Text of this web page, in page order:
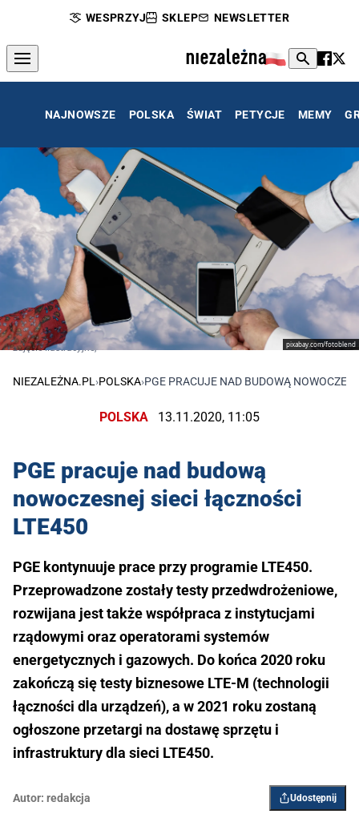
WESPRZYJ SKLEP NEWSLETTER
NAJNOWSZE POLSKA ŚWIAT PETYCJE MEMY
pixabay.com/fotoblend
zdjęcie ilustracyjne,
NIEZALEŻNA.PL›POLSKA›PGE PRACUJE NAD BUDOWĄ
POLSKA 13.11.2020, 11:05
PGE pracuje nad budową
nowoczesnej sieci łączności
LTE450
PGE kontynuuje prace przy programie LTE450.
Przeprowadzone zostały testy przedwdrożeniowe,
rozwijana jest także współpraca z instytucjami
rządowymi oraz operatorami systemów
energetycznych i gazowych. Do końca 2020 roku
zakończą się testy biznesowe LTE-M (technologii
łączności dla urządzeń), a w 2021 roku zostaną
ogłoszone przetargi na dostawę sprzętu i
infrastruktury dla sieci LTE450.
Autor: redakcja Udostępnij